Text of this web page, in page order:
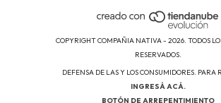
COPYRIGHT COMPAÑIA NATIVA - 2026. TODOS
RESERVADOS.
DEFENSA DE LAS Y LOS CONSUMIDORES. PARA
INGRESÁ ACÁ.
BOTÓN DE ARREPENTIMIENTO